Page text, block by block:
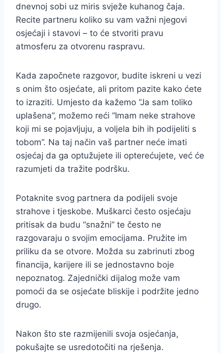
dnevnoj sobi uz miris svježe kuhanog čaja.
Recite partneru koliko su vam važni njegovi
osjećaji i stavovi – to će stvoriti pravu
atmosferu za otvorenu raspravu.
Kada započnete razgovor, budite iskreni u vezi
s onim što osjećate, ali pritom pazite kako ćete
to izraziti. Umjesto da kažemo “Ja sam toliko
uplašena”, možemo reći “Imam neke strahove
koji mi se pojavljuju, a voljela bih ih podijeliti s
tobom”. Na taj način vaš partner neće imati
osjećaj da ga optužujete ili opterećujete, već će
razumjeti da tražite podršku.
Potaknite svog partnera da podijeli svoje
strahove i tjeskobe. Muškarci često osjećaju
pritisak da budu “snažni” te često ne
razgovaraju o svojim emocijama. Pružite im
priliku da se otvore. Možda su zabrinuti zbog
financija, karijere ili se jednostavno boje
nepoznatog. Zajednički dijalog može vam
pomoći da se osjećate bliskije i podržite jedno
drugo.
Nakon što ste razmijenili svoja osjećanja,
pokušajte se usredotočiti na rješenja.